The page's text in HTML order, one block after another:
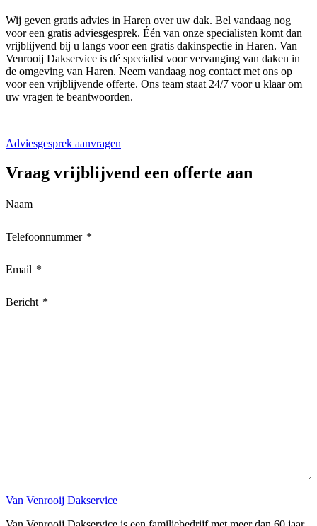
Wij geven gratis advies in Haren over uw dak. Bel vandaag nog
voor een gratis adviesgesprek. Één van onze specialisten komt dan
vrijblijvend bij u langs voor een gratis dakinspectie in Haren. Van
Venrooij Dakservice is dé specialist voor vervanging van daken in
de omgeving van Haren. Neem vandaag nog contact met ons op
voor een vrijblijvende offerte. Ons team staat 24/7 voor u klaar om
uw vragen te beantwoorden.
Adviesgesprek aanvragen
Vraag vrijblijvend een offerte aan
Naam
Telefoonnummer *
Email *
Bericht *
Van Venrooij Dakservice